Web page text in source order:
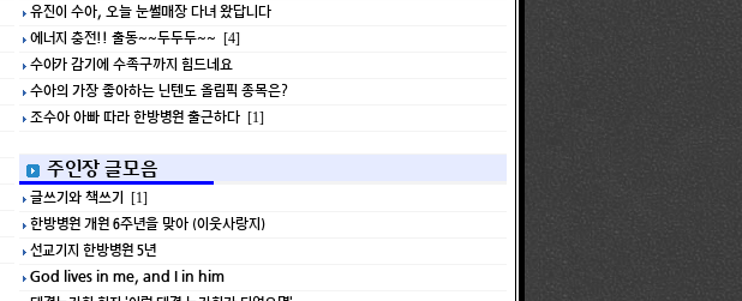
유진이 수아, 오늘 눈썰매장 다녀 왔답니다
에너지 충전!! 출동~~두두두~~ [4]
수아가 감기에 수족구까지 힘드네요
수아의 가장 좋아하는 닌텐도 올림픽 종목은?
조수아 아빠 따라 한방병원 출근하다 [1]
주인장 글모음
글쓰기와 책쓰기 [1]
한방병원 개원 6주년을 맞아 (이웃사랑지)
선교기지 한방병원 5년
God lives in me, and I in him